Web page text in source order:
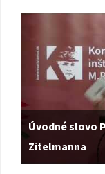
Úvodné slovo
Zitelmanna